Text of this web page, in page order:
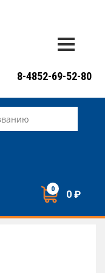
8-4852-69-52-80
0 0 ₽